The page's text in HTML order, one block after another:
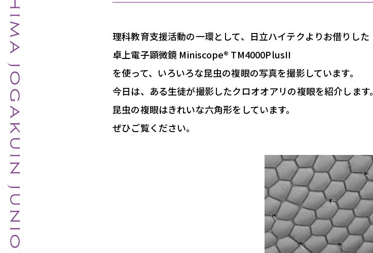
理科教育支援活動の一環として、日立ハイテクよりお借りした
卓上電子顕微鏡 Miniscope® TM4000PlusII
を使って、いろいろな昆虫の複眼の写真を撮影しています。
今日は、ある生徒が撮影したクロオオアリの複眼を紹介します。
昆虫の複眼はきれいな六角形をしています。
ぜひご覧ください。